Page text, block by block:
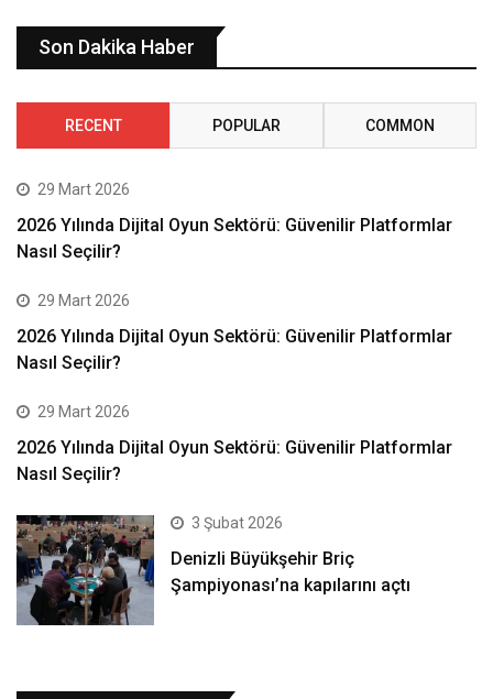
Son Dakika Haber
RECENT POPULAR COMMON
29 Mart 2026
2026 Yılında Dijital Oyun Sektörü: Güvenilir Platformlar
Nasıl Seçilir?
29 Mart 2026
2026 Yılında Dijital Oyun Sektörü: Güvenilir Platformlar
Nasıl Seçilir?
29 Mart 2026
2026 Yılında Dijital Oyun Sektörü: Güvenilir Platformlar
Nasıl Seçilir?
3 Şubat 2026
Denizli Büyükşehir Briç
Şampiyonası’na kapılarını açtı